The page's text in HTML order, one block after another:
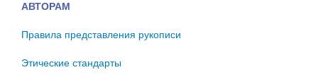
АВТОРАМ
Правила представления рукописи
Этические стандарты